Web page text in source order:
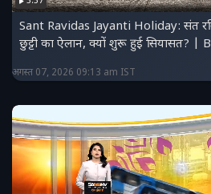
Sant Ravidas Jayanti Holiday: संत
छुट्टी का ऐलान, क्यों शुरू हुई सियासत? |
अगस्त 07, 2026 09:13 am IST